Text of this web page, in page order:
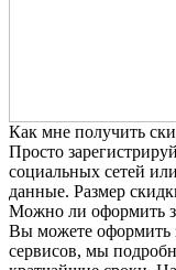
Как мне получить
Просто
социальных сетей
данные. Размер
Можно ли оформить
Вы можете оформить
сервисов, мы